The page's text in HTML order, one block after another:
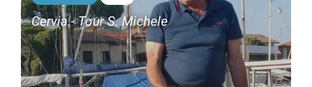
Cervia - Tour S. Michele